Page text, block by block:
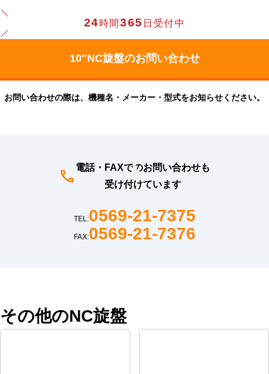
24時間365 日受付中
お問い合わせの際は、機種名・メーカー・型式をお知らせください。
電話・FAXでのお問い合わせも
受け付けています
TEL:0569-21-7375
FAX:0569-21-7376
その他のNC旋盤